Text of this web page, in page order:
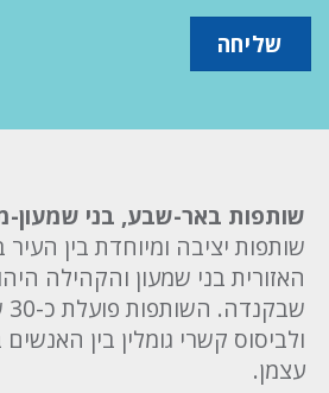
שותפות באר-שבע, בני שמעון-
שותפות יציבה ומיוחדת בין
האזורית בני שמעון והקהילה
ולביסוס קשרי גומלין בין
עצמן.